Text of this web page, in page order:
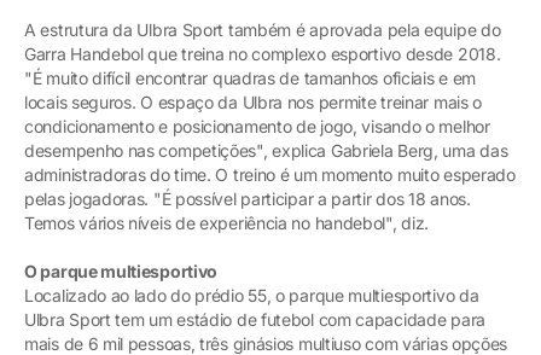
A estrutura da Ulbra Sport também é aprovada pela equipe do
Garra Handebol que treina no complexo esportivo desde 2018.
"É muito difícil encontrar quadras de tamanhos oficiais e em
locais seguros. O espaço da Ulbra nos permite treinar mais o
condicionamento e posicionamento de jogo, visando o melhor
desempenho nas competições", explica Gabriela Berg, uma das
administradoras do time. O treino é um momento muito esperado
pelas jogadoras. "É possível participar a partir dos 18 anos.
Temos vários níveis de experiência no handebol", diz.
O parque multiesportivo
Localizado ao lado do prédio 55, o parque multiesportivo da
Ulbra Sport tem um estádio de futebol com capacidade para
mais de 6 mil pessoas, três ginásios multiuso com várias opções